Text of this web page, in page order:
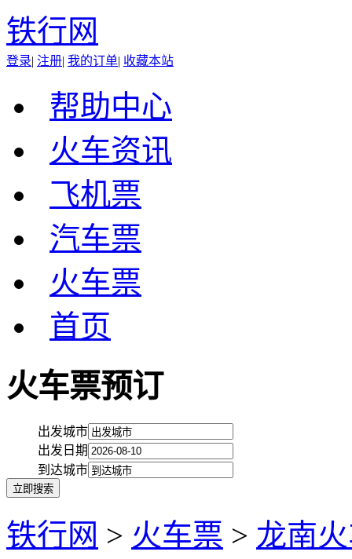
铁行网
登录| 注册| 我的订单| 收藏本站
帮助中心
火车资讯
飞机票
汽车票
火车票
首页
火车票预订
出发城市
出发日期
到达城市
铁行网 > 火车票 > 龙南